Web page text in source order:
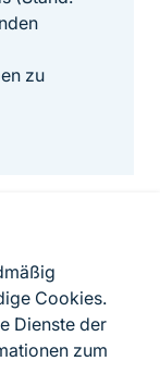
Cookies.
Dienste der
zum
zu